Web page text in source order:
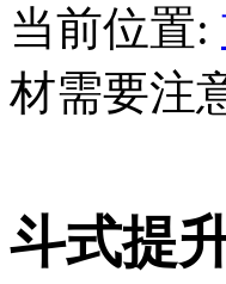
当前位置:
材需要注
斗式提